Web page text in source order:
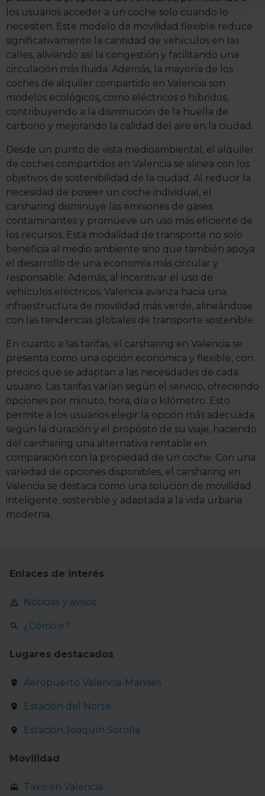
para buscar características específicas (huellas
digitales)
Obtenga más información sobre cómo se procesan sus
datos personales y establezca sus preferencias en la
sección de datos . Puede cambiar o retirar su
consentimiento en cualquier momento en la Declaración
de cookies.
La publicidad digital personalizada, basada en la
similares (como, por ejemplo, la dirección IP, los
identificadores de cookies o páginas visitadas), nos
permite financiar nuestra actividad para mantener activa
esta página web sin coste para nuestros usuarios.
Pulsando el botónAceptar, puedes continuar la
navegación aceptando la instalación de todas las
cookies, ya sean nuestras o de nuestros socios, que nos
permiten tanto el seguimiento y análisis de tu
comportamiento dentro del sitio web, así como
desarrollar un perfil específico para mostrarte publicidad
y contenido personalizado en función del mismo. Tienes
también la opción de continuar pulsando la opción
Rechazar en cuyo caso no se instalará ninguna cookie
salvo las estrictamente necesarias para el normal
funcionamiento del sitio web. En la sección
Política de
Cookies
puedes consultar más información, modificar
tus preferencias y retirar tu consentimiento en cualquier
momento.
los usuarios acceder a un coche solo cuando lo
necesiten. Este modelo de movilidad flexible reduce
significativamente la cantidad de vehículos en las
calles, aliviando así la congestión y facilitando una
circulación más fluida. Además, la mayoría de los
coches de alquiler compartido en Valencia son
modelos ecológicos, como eléctricos o híbridos,
contribuyendo a la disminución de la huella de
carbono y mejorando la calidad del aire en la ciudad.
Desde un punto de vista medioambiental, el alquiler
de coches compartidos en Valencia se alinea con los
objetivos de sostenibilidad de la ciudad. Al reducir la
necesidad de poseer un coche individual, el
carsharing disminuye las emisiones de gases
contaminantes y promueve un uso más eficiente de
los recursos. Esta modalidad de transporte no solo
beneficia al medio ambiente sino que también apoya
el desarrollo de una economía más circular y
responsable. Además, al incentivar el uso de
vehículos eléctricos, Valencia avanza hacia una
infraestructura de movilidad más verde, alineándose
con las tendencias globales de transporte sostenible.
En cuanto a las tarifas, el carsharing en Valencia se
presenta como una opción económica y flexible, con
precios que se adaptan a las necesidades de cada
usuario. Las tarifas varían según el servicio, ofreciendo
opciones por minuto, hora, día o kilómetro. Esto
permite a los usuarios elegir la opción más adecuada
según la duración y el propósito de su viaje, haciendo
del carsharing una alternativa rentable en
comparación con la propiedad de un coche. Con una
variedad de opciones disponibles, el carsharing en
Valencia se destaca como una solución de movilidad
inteligente, sostenible y adaptada a la vida urbana
moderna.
Enlaces de interés
Noticias y avisos
¿Cómo ir?
Lugares destacados
Aeropuerto Valencia-Manises
Estación del Norte
Estación Joaquín Sorolla
Movilidad
Taxis en Valencia